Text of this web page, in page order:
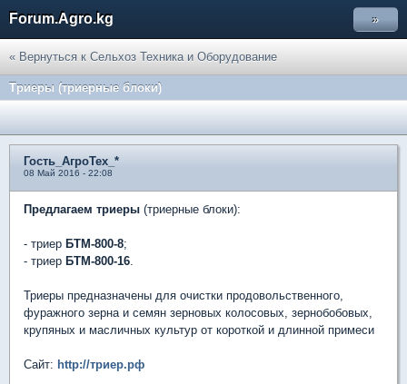
Forum.Agro.kg »
« Вернуться к Сельхоз Техника и Оборудование
Триеры (триерные блоки)
Гость_АгроТех_*
08 Май 2016 - 22:08
Предлагаем триеры (триерные блоки):
- триер БТМ-800-8;
- триер БТМ-800-16.
Триеры предназначены для очистки продовольственного,
фуражного зерна и семян зерновых колосовых, зернобобовых,
крупяных и масличных культур от короткой и длинной примеси
Сайт: http://триер.рф